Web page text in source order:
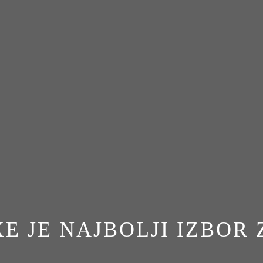
JE NAJBOLJI IZBOR